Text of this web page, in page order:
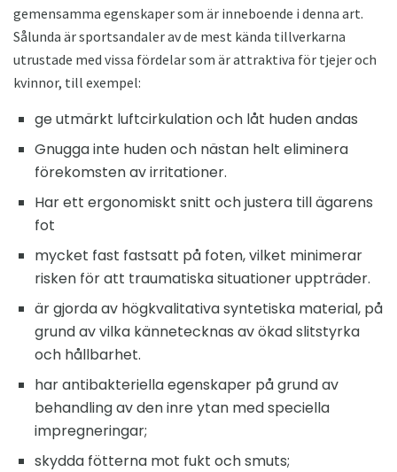
gemensamma egenskaper som är inneboende i denna art.
Sålunda är sportsandaler av de mest kända tillverkarna
utrustade med vissa fördelar som är attraktiva för tjejer och
kvinnor, till exempel:
ge utmärkt luftcirkulation och låt huden andas
Gnugga inte huden och nästan helt eliminera
förekomsten av irritationer.
Har ett ergonomiskt snitt och justera till ägarens
fot
mycket fast fastsatt på foten, vilket minimerar
risken för att traumatiska situationer uppträder.
är gjorda av högkvalitativa syntetiska material, på
grund av vilka kännetecknas av ökad slitstyrka
och hållbarhet.
har antibakteriella egenskaper på grund av
behandling av den inre ytan med speciella
impregneringar;
skydda fötterna mot fukt och smuts;